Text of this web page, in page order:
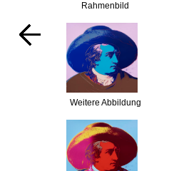
Rahmenbild
Weitere Abbildung